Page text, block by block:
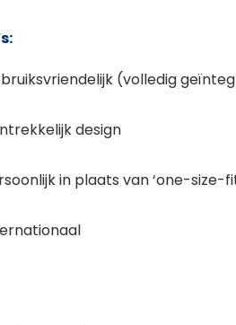
(volledig
design
in plaats van ‘one-size-